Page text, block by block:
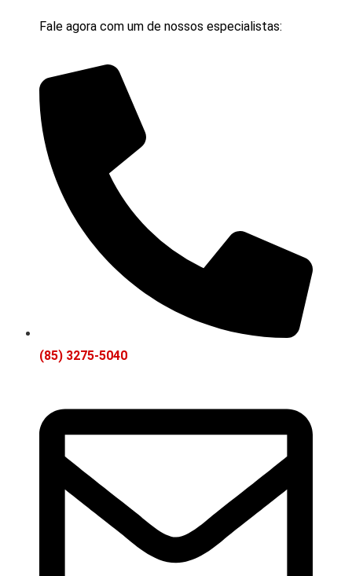
Fale agora com um de nossos especialistas:
(85) 3275-5040